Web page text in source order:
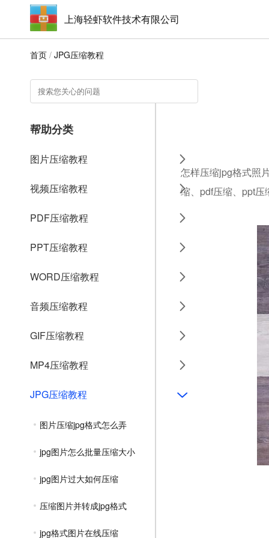
上海轻虾软件技术有限公司
首页 / JPG压缩教程
帮助分类
图片压缩教程
视频压缩教程
PDF压缩教程
PPT压缩教程
WORD压缩教程
音频压缩教程
GIF压缩教程
MP4压缩教程
JPG压缩教程
图片压缩jpg格式怎么弄
jpg图片怎么批量压缩大小
jpg图片过大如何压缩
压缩图片并转成jpg格式
jpg格式图片在线压缩
怎样压缩jpg格式照
缩、pdf压缩、ppt